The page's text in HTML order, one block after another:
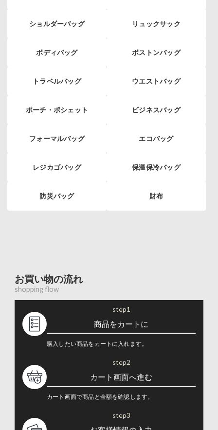
ショルダーバッグ リュックサック
ボディバッグ ボストンバッグ
トラベルバッグ ウエストバッグ
ポーチ・ポシェット ビジネスバッグ
フォーマルバッグ エコバッグ
レジカゴバッグ 保温保冷バッグ
防災バッグ 財布
お買い物の流れ
shopping flow
step1
商品をカートに
購入したい商品をカートに入れます。
step2
カート画面へ進む
カート画面で商品と金額を確認します。
step3